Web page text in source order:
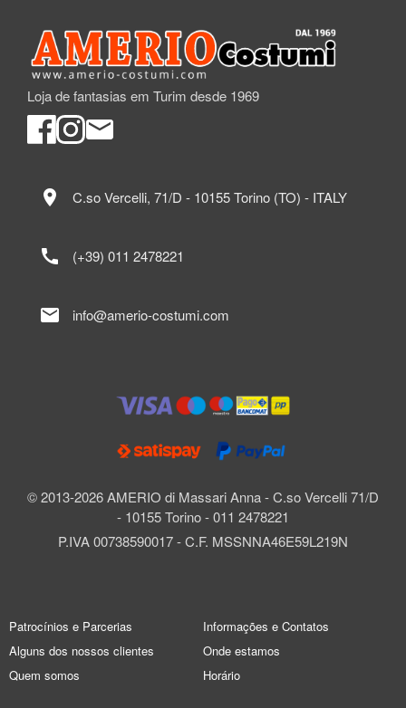
Loja de fantasias em Turim desde 1969
© 2013-2026 AMERIO di Massari Anna - C.so Vercelli 71/D
- 10155 Torino - 011 2478221
P.IVA 00738590017 - C.F. MSSNNA46E59L219N
location_on C.so Vercelli, 71/D - 10155 Torino (TO) - ITALY
call (+39) 011 2478221
mail info@amerio-costumi.com
Patrocínios e Parcerias
Alguns dos nossos clientes
Quem somos
Informações e Contatos
Onde estamos
Horário